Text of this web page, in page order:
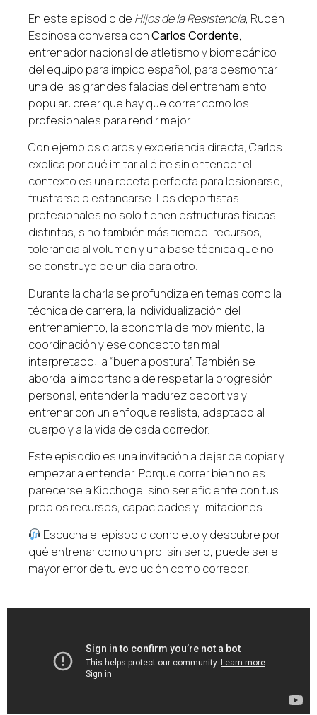
En este episodio de Hijos de la Resistencia, Rubén
Espinosa conversa conCarlos Cordente,
entrenador nacional de atletismo y biomecánico
del equipo paralímpico español, para desmontar
una de las grandes falacias del entrenamiento
popular: creer que hay que correr como los
profesionales para rendir mejor.
Con ejemplos claros y experiencia directa, Carlos
explica por qué imitar al élite sin entender el
contexto es una receta perfecta para lesionarse,
frustrarse o estancarse. Los deportistas
profesionales no solo tienen estructuras físicas
distintas, sino también más tiempo, recursos,
tolerancia al volumen y una base técnica que no
se construye de un día para otro.
Durante la charla se profundiza en temas como la
técnica de carrera, la individualización del
entrenamiento, la economía de movimiento, la
coordinación y ese concepto tan mal
interpretado: la “buena postura”. También se
aborda la importancia de respetar la progresión
personal, entender la madurez deportiva y
entrenar con un enfoque realista, adaptado al
cuerpo y a la vida de cada corredor.
Este episodio es una invitación a dejar de copiar y
empezar a entender. Porque correr bien no es
parecerse a Kipchoge, sino ser eficiente con tus
propios recursos, capacidades y limitaciones.
Escucha el episodio completo y descubre por
qué entrenar como un pro, sin serlo, puede ser el
mayor error de tu evolución como corredor.